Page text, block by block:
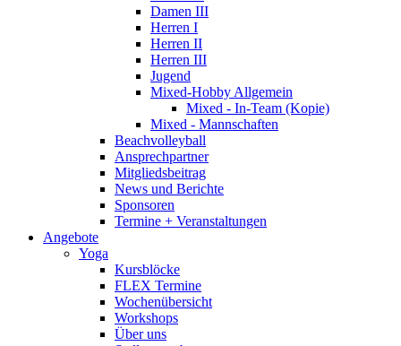
Damen III
Herren I
Herren II
Herren III
Jugend
Mixed-Hobby Allgemein
Mixed - In-Team (Kopie)
Mixed - Mannschaften
Beachvolleyball
Ansprechpartner
Mitgliedsbeitrag
News und Berichte
Sponsoren
Termine + Veranstaltungen
Angebote
Yoga
Kursblöcke
FLEX Termine
Wochenübersicht
Workshops
Über uns